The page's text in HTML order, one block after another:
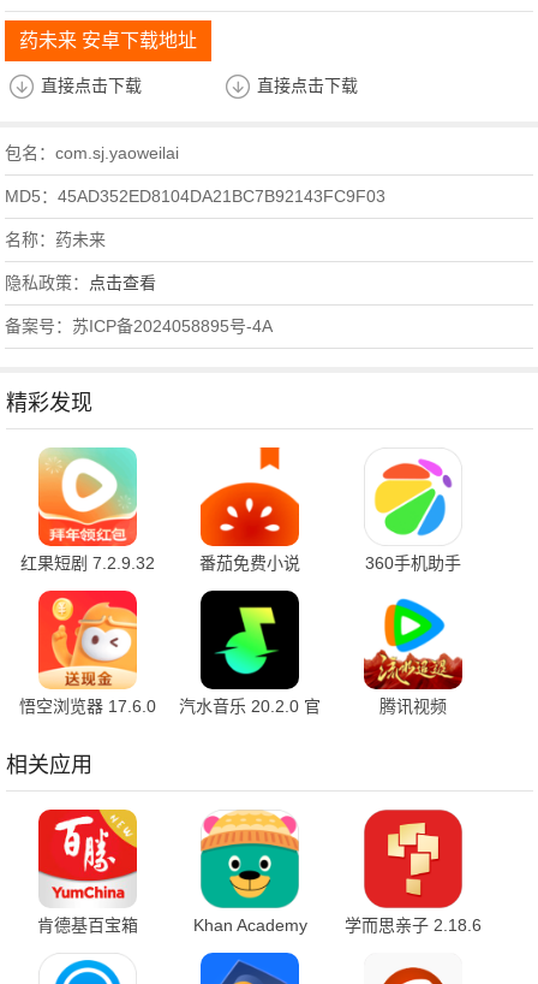
药未来 安卓下载地址
直接点击下载 直接点击下载
包名：com.sj.yaoweilai
MD5：45AD352ED8104DA21BC7B92143FC9F03
名称：药未来
隐私政策： 点击查看
备案号：苏ICP备2024058895号-4A
精彩发现
红果短剧 7.2.9.32
官方版
番茄免费小说
7.2.9.32 安卓版
360手机助手
悟空浏览器 17.6.0
汽水音乐 20.2.0 官
腾讯视频
相关应用
肯德基百宝箱
2.7.9 官方版
Khan Academy
Kids 1.0.9 安卓版
学而思亲子 2.18.6